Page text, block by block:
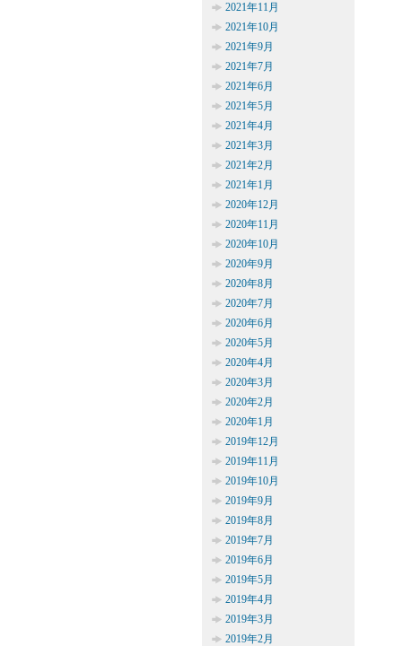
2021年11月
2021年10月
2021年9月
2021年7月
2021年6月
2021年5月
2021年4月
2021年3月
2021年2月
2021年1月
2020年12月
2020年11月
2020年10月
2020年9月
2020年8月
2020年7月
2020年6月
2020年5月
2020年4月
2020年3月
2020年2月
2020年1月
2019年12月
2019年11月
2019年10月
2019年9月
2019年8月
2019年7月
2019年6月
2019年5月
2019年4月
2019年3月
2019年2月